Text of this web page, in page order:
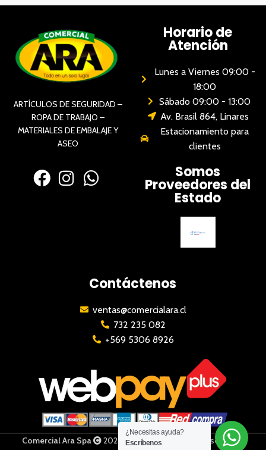
ARTÍCULOS DE SEGURIDAD –
ROPA DE TRABAJO –
MATERIALES DE EMBALAJE Y
ASEO
Horario de
Atención
Lunes a Viernes 09:00 -
18:00
Sábado 09:00 - 13:00
Av. Brasil 864, Linares
Estacionamiento para
clientes
Somos
Proveedores del
Estado
Contáctenos
ventas@comercialara.cl
732 235 082
+569 5306 8926
Comercial Ara Spa 2023 | Todos los derechos reservados
¿Necesitas ayuda?
Escríbenos